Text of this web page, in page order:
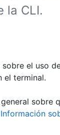
la CLI.
el uso
el terminal.
sobre
Información